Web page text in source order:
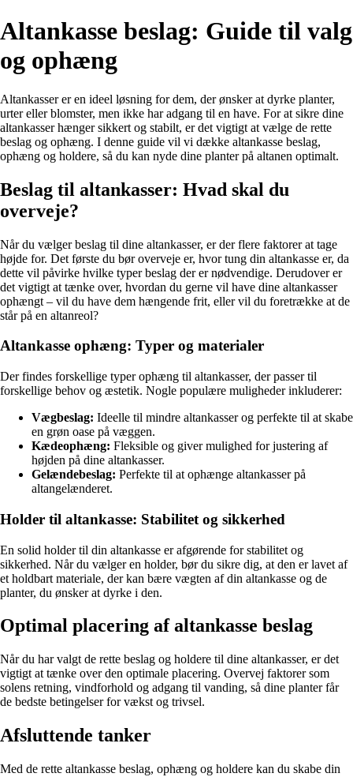
Altankasse beslag: Guide til valg
og ophæng
Altankasser er en ideel løsning for dem, der ønsker at dyrke planter,
urter eller blomster, men ikke har adgang til en have. For at sikre dine
altankasser hænger sikkert og stabilt, er det vigtigt at vælge de rette
beslag og ophæng. I denne guide vil vi dække altankasse beslag,
ophæng og holdere, så du kan nyde dine planter på altanen optimalt.
Beslag til altankasser: Hvad skal du
overveje?
Når du vælger beslag til dine altankasser, er der flere faktorer at tage
højde for. Det første du bør overveje er, hvor tung din altankasse er, da
dette vil påvirke hvilke typer beslag der er nødvendige. Derudover er
det vigtigt at tænke over, hvordan du gerne vil have dine altankasser
ophængt – vil du have dem hængende frit, eller vil du foretrække at de
står på en altanreol?
Altankasse ophæng: Typer og materialer
Der findes forskellige typer ophæng til altankasser, der passer til
forskellige behov og æstetik. Nogle populære muligheder inkluderer:
Vægbeslag: Ideelle til mindre altankasser og perfekte til at skabe
en grøn oase på væggen.
Kædeophæng: Fleksible og giver mulighed for justering af
højden på dine altankasser.
Gelændebeslag: Perfekte til at ophænge altankasser på
altangelænderet.
Holder til altankasse: Stabilitet og sikkerhed
En solid holder til din altankasse er afgørende for stabilitet og
sikkerhed. Når du vælger en holder, bør du sikre dig, at den er lavet af
et holdbart materiale, der kan bære vægten af din altankasse og de
planter, du ønsker at dyrke i den.
Optimal placering af altankasse beslag
Når du har valgt de rette beslag og holdere til dine altankasser, er det
vigtigt at tænke over den optimale placering. Overvej faktorer som
solens retning, vindforhold og adgang til vanding, så dine planter får
de bedste betingelser for vækst og trivsel.
Afsluttende tanker
Med de rette altankasse beslag, ophæng og holdere kan du skabe din